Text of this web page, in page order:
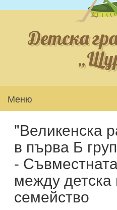
Детска
Меню
"Великенска
в първа Б
-
между детска
семейство